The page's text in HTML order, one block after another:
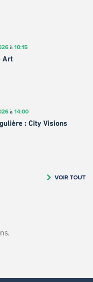
à 10:15
Art
à 14:00
: City Visions
VOIR TOUT